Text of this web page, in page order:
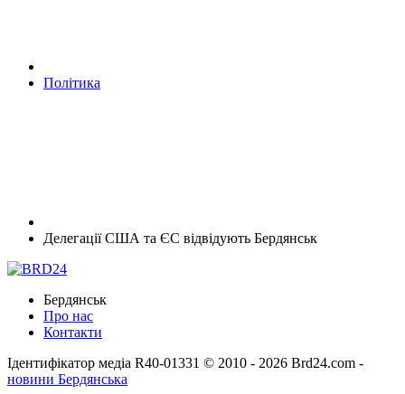
Політика
Делегації США та ЄС відвідують Бердянськ
Бердянськ
Про нас
Контакти
Ідентифікатор медіа R40-01331 © 2010 - 2026 Brd24.com -
новини Бердянська